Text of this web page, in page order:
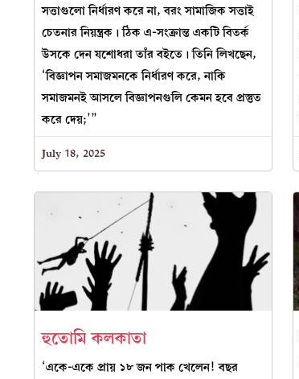
সত্তাগুলো নির্ধারণ করে না, বরং সামাজিক সত্তাই
চেতনার নিয়ন্ত্রক। ঠিক এ-সংক্রান্ত একটি বিতর্ক
উসকে দেন যশোধরা তাঁর বইতে। তিনি লিখছেন,
‘বিজ্ঞাপন সমাজমনকে নির্ধারণ করে, নাকি
সমাজমনই আসলে বিজ্ঞাপনগুলি কেমন হবে প্রস্তুত
করে দেয়;’”
July 18, 2025
হুতোমি কলকাতা
‘একে-একে প্রায় ১৮ জন পাক খেলেন! বছর